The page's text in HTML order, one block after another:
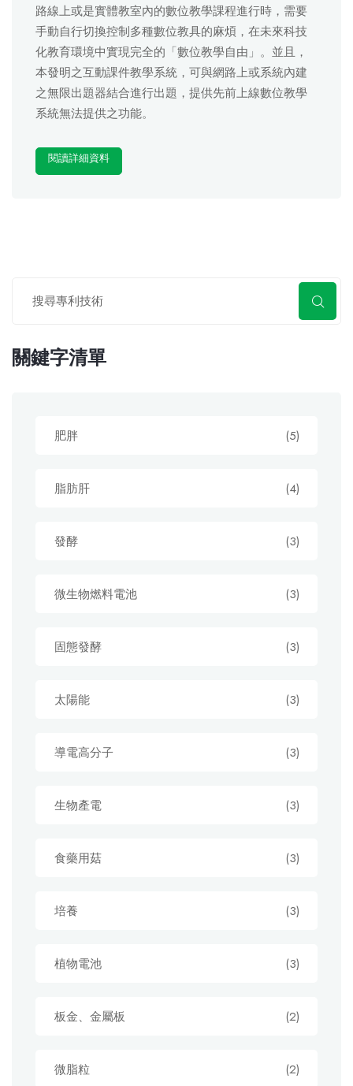
路線上或是實體教室內的數位教學課程進行時，需要
手動自行切換控制多種數位教具的麻煩，在未來科技
化教育環境中實現完全的「數位教學自由」。並且，
本發明之互動課件教學系統，可與網路上或系統內建
之無限出題器結合進行出題，提供先前上線數位教學
系統無法提供之功能。
閱讀詳細資料
關鍵字清單
肥胖 (5)
脂肪肝 (4)
發酵 (3)
微生物燃料電池 (3)
固態發酵 (3)
太陽能 (3)
導電高分子 (3)
生物產電 (3)
食藥用菇 (3)
培養 (3)
植物電池 (3)
板金、金屬板 (2)
微脂粒 (2)